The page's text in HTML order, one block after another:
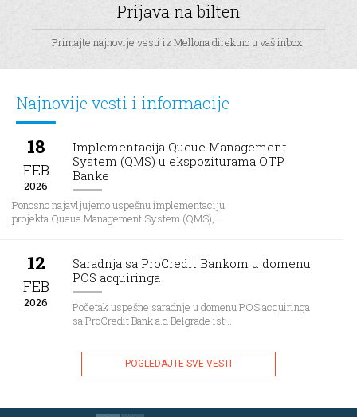
Prijava na bilten
Primajte najnovije vesti iz Mellona direktno u vaš inbox!
Najnovije vesti i informacije
18
FEB
2026
Implementacija Queue Management
System (QMS) u ekspoziturama OTP
Banke
Ponosno najavljujemo uspešnu implementaciju
projekta Queue Management System (QMS),...
12
FEB
2026
Saradnja sa ProCredit Bankom u domenu
POS acquiringa
Početak uspešne saradnje u domenu POS acquiringa
sa ProCredit Bank a.d Belgrade ist...
POGLEDAJTE SVE VESTI